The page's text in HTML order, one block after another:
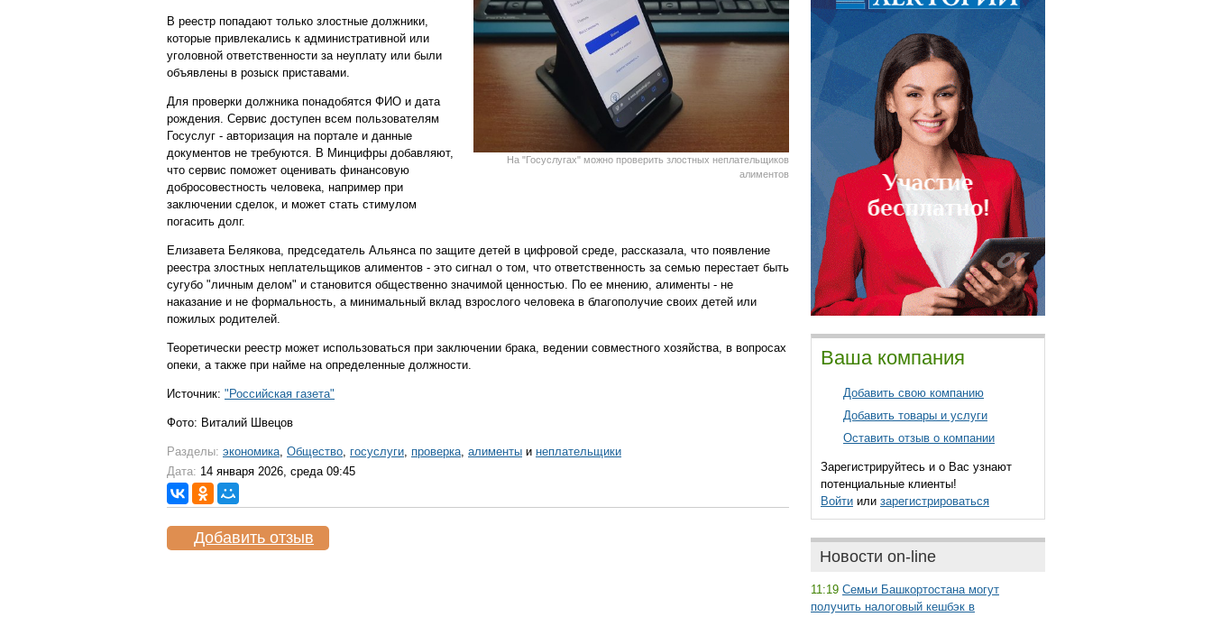
На "Госуслугах" можно проверить злостных неплательщиков
алиментов
В реестр попадают только злостные должники,
которые привлекались к административной или
уголовной ответственности за неуплату или были
объявлены в розыск приставами.
Для проверки должника понадобятся ФИО и дата
рождения. Сервис доступен всем пользователям
Госуслуг - авторизация на портале и данные
документов не требуются. В Минцифры добавляют,
что сервис поможет оценивать финансовую
добросовестность человека, например при
заключении сделок, и может стать стимулом
погасить долг.
Елизавета Белякова, председатель Альянса по защите детей в цифровой среде, рассказала, что появление
реестра злостных неплательщиков алиментов - это сигнал о том, что ответственность за семью перестает быть
сугубо "личным делом" и становится общественно значимой ценностью. По ее мнению, алименты - не
наказание и не формальность, а минимальный вклад взрослого человека в благополучие своих детей или
пожилых родителей.
Теоретически реестр может использоваться при заключении брака, ведении совместного хозяйства, в вопросах
опеки, а также при найме на определенные должности.
Источник: "Российская газета"
Фото: Виталий Швецов
Разделы: экономика, Общество, госуслуги, проверка, алименты и неплательщики
Дата: 14 января 2026, среда 09:45
Добавить отзыв
Ваша компания
Добавить свою компанию
Добавить товары и услуги
Оставить отзыв о компании
Зарегистрируйтесь и о Вас узнают
потенциальные клиенты!
Войти или зарегистрироваться
Новости on-line
11:19 Семьи Башкортостана могут
получить налоговый кешбэк в